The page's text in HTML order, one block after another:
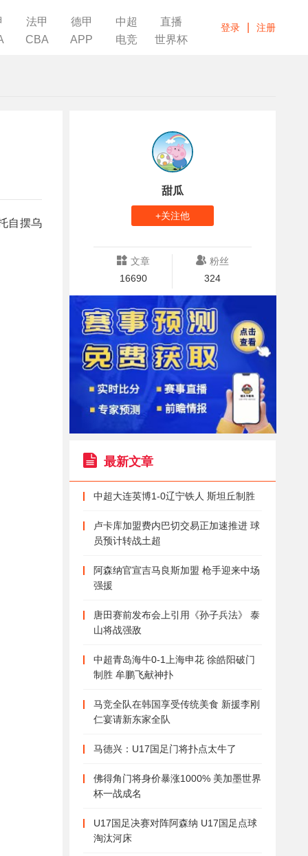
法甲 德甲 中超
直播
CBA APP 电竞 世界杯
登录 注册
自摆乌
甜瓜
+关注他
文章
16690
粉丝
324
最新文章
中超大连英博1-0辽宁铁人 斯坦丘制胜
卢卡库加盟费内巴切交易正加速推进 球
员预计转战土超
阿森纳官宣吉马良斯加盟 枪手迎来中场
强援
唐田赛前发布会上引用《孙子兵法》 泰
山将战强敌
中超青岛海牛0-1上海申花 徐皓阳破门
制胜 牟鹏飞献神扑
马竞全队在韩国享受传统美食 新援李刚
仁宴请新东家全队
马德兴：U17国足门将扑点太牛了
佛得角门将身价暴涨1000% 美加墨世界
杯一战成名
U17国足决赛对阵阿森纳 U17国足点球
淘汰河床